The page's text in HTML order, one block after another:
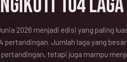
104
2026 menjadi edisi yang paling
pertandingan. Jumlah laga yang
tetapi juga mampu